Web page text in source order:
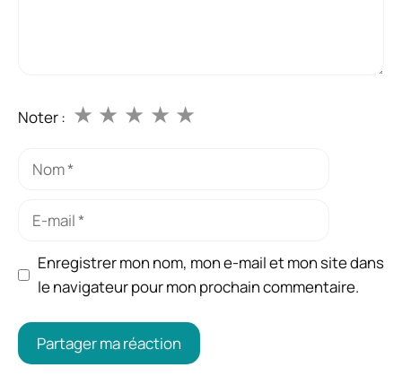
Noter : ★
★
★
★
★
Nom
Enregistrer mon nom, mon e-mail et mon site dans
le navigateur pour mon prochain commentaire.